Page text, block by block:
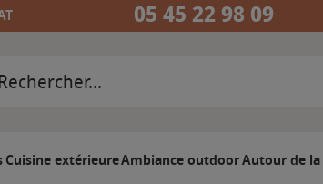
05 45 22 98 09
Cuisine extérieureAmbiance outdoorAutour de